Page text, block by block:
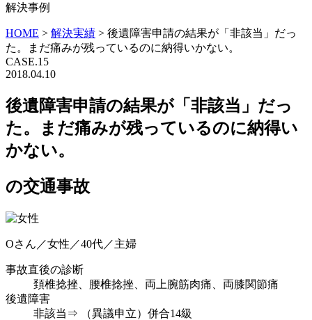
解決事例
HOME > 解決実績 > 後遺障害申請の結果が「非該当」だっ
た。まだ痛みが残っているのに納得いかない。
CASE.15
2018.04.10
後遺障害申請の結果が「非該当」だっ
た。まだ痛みが残っているのに納得い
かない。
の交通事故
Oさん／女性／40代／主婦
事故直後の診断
頚椎捻挫、腰椎捻挫、両上腕筋肉痛、両膝関節痛
後遺障害
非該当⇒ （異議申立）併合14級